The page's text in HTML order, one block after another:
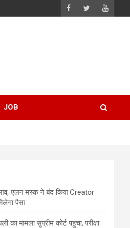
JOB
एलन मस्क ने बंद किया Creator
पैसा
मामला सुप्रीम कोर्ट पहुंचा, परीक्षा